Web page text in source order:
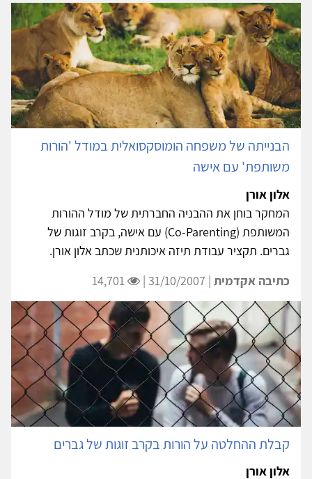
מאמרים מאת אלון אורן
הבנייתה של משפחה הומוסקסואלית במודל 'הורות
משותפת' עם אישה
אלון אורן
המחקר בוחן את ההבניה החברתית של מודל ההורות
המשותפת (Co-Parenting) עם אישה, בקרב זוגות של
גברים. תקציר עבודת תיזה איכותנית שכתב אלון אורן.
כתיבה אקדמית| 31/10/2007 |
14,701